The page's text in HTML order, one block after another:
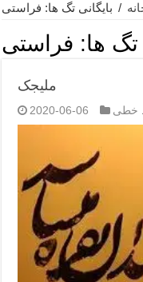
/ بایگانی تگ ها: فراستی
تگ ها: فراستی
ملیجک
2020-06-06 خطی